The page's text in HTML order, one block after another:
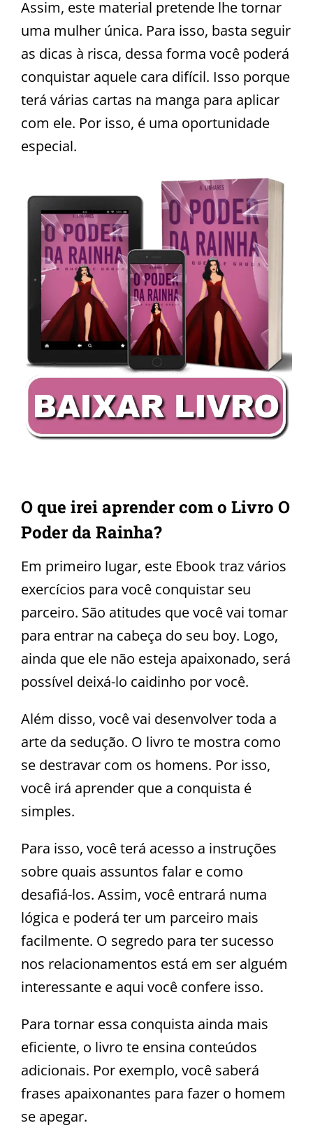
Assim, este material pretende lhe tornar
uma mulher única. Para isso, basta seguir
as dicas à risca, dessa forma você poderá
conquistar aquele cara difícil. Isso porque
terá várias cartas na manga para aplicar
com ele. Por isso, é uma oportunidade
especial.
O que irei aprender com o Livro O
Poder da Rainha?
Em primeiro lugar, este Ebook traz vários
exercícios para você conquistar seu
parceiro. São atitudes que você vai tomar
para entrar na cabeça do seu boy. Logo,
ainda que ele não esteja apaixonado, será
possível deixá-lo caidinho por você.
Além disso, você vai desenvolver toda a
arte da sedução. O livro te mostra como
se destravar com os homens. Por isso,
você irá aprender que a conquista é
simples.
Para isso, você terá acesso a instruções
sobre quais assuntos falar e como
desafiá-los. Assim, você entrará numa
lógica e poderá ter um parceiro mais
facilmente. O segredo para ter sucesso
nos relacionamentos está em ser alguém
interessante e aqui você confere isso.
Para tornar essa conquista ainda mais
eficiente, o livro te ensina conteúdos
adicionais. Por exemplo, você saberá
frases apaixonantes para fazer o homem
se apegar.